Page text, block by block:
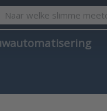
a search term.